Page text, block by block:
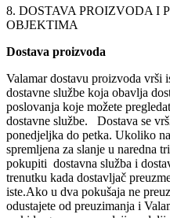
8. DOSTAVA PROIZVODA I
OBJEKTIMA
Dostava proizvoda
Valamar dostavu proizvoda vrši
dostavne službe koja obavlja
poslovanja koje možete
dostavne službe. Dostava se
ponedjeljka do petka. Ukoliko
spremljena za slanje u naredna
pokupiti dostavna služba i
trenutku kada dostavljač
iste.Ako u dva pokušaja ne
odustajete od preuzimanja i